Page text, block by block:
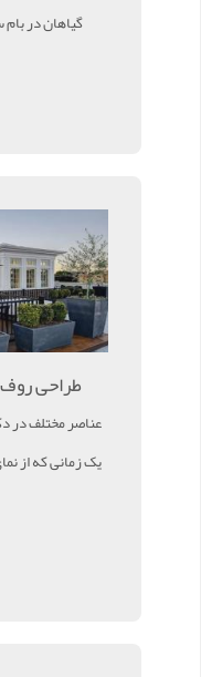
گیاهان در
طراحی
عناصر مختلف در
یک زمانی که از